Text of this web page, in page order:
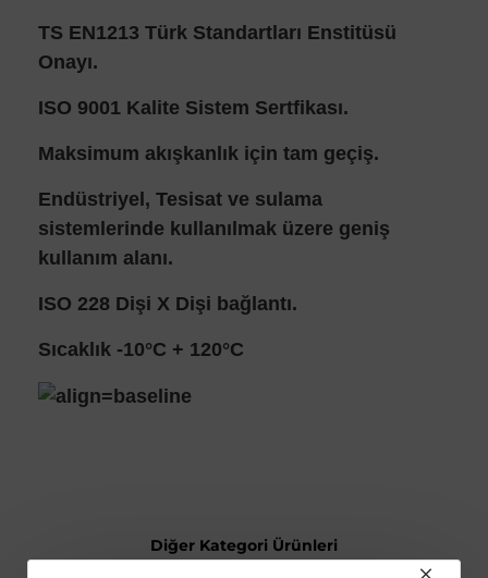
TS EN1213 Türk Standartları Enstitüsü
Onayı.
ISO 9001 Kalite Sistem Sertfikası.
Maksimum akışkanlık için tam geçiş.
Endüstriyel, Tesisat ve sulama
sistemlerinde kullanılmak üzere geniş
kullanım alanı.
ISO 228 Dişi X Dişi bağlantı.
Sıcaklık -10°C + 120°C
Diğer Kategori Ürünleri